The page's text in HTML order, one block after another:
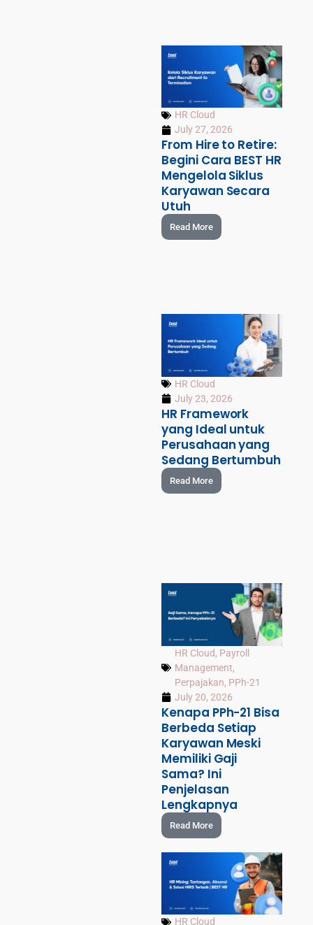
HR Cloud
July 27, 2026
From Hire to Retire:
Begini Cara BEST HR
Mengelola Siklus
Karyawan Secara
Utuh
Read More
HR Cloud
July 23, 2026
HR Framework
yang Ideal untuk
Perusahaan yang
Sedang Bertumbuh
Read More
HR Cloud, Payroll
Management,
Perpajakan, PPh-21
July 20, 2026
Kenapa PPh-21 Bisa
Berbeda Setiap
Karyawan Meski
Memiliki Gaji
Sama? Ini
Penjelasan
Lengkapnya
Read More
HR Cloud